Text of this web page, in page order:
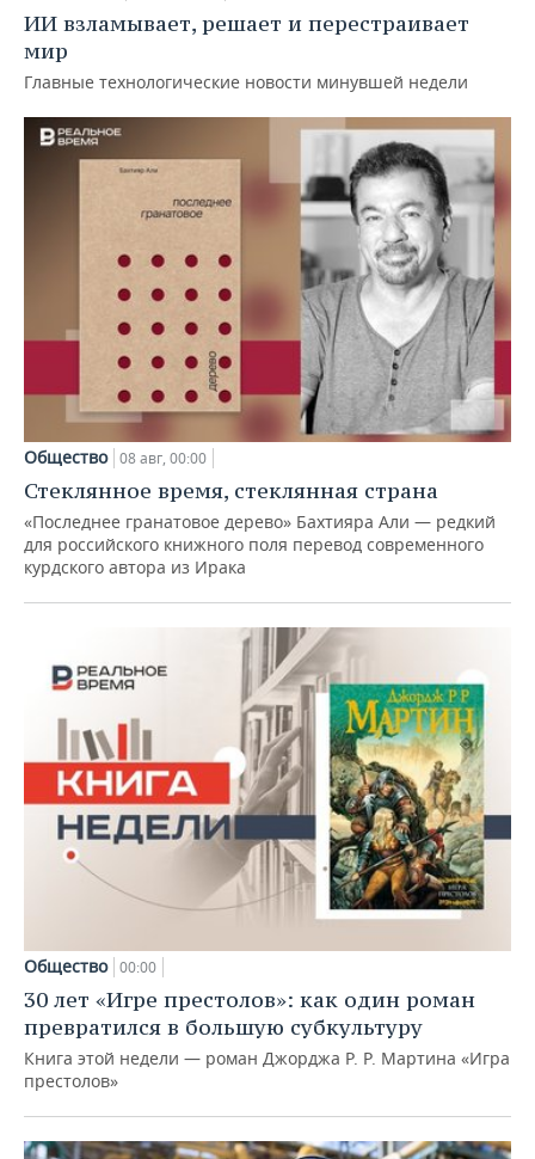
ИИ взламывает, решает и перестраивает
мир
Главные технологические новости минувшей недели
Общество 08 авг, 00:00
Стеклянное время, стеклянная страна
«Последнее гранатовое дерево» Бахтияра Али — редкий
для российского книжного поля перевод современного
курдского автора из Ирака
Общество 00:00
30 лет «Игре престолов»: как один роман
превратился в большую субкультуру
Книга этой недели — роман Джорджа Р. Р. Мартина «Игра
престолов»